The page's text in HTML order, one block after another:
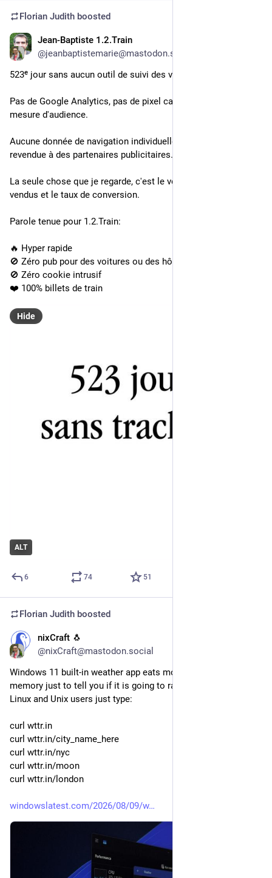
Florian Judith boosted
Jean-Baptiste 1.2.Train
@jeanbaptistemarie@mastodon.social
523ᵉ jour sans aucun outil de suivi des visites sur 1.2.Train.
Pas de Google Analytics, pas de pixel caché, pas de cookie de
mesure d'audience.
Aucune donnée de navigation individuelle n'est collectée ou
revendue à des partenaires publicitaires.
La seule chose que je regarde, c'est le volume de billets
vendus et le taux de conversion.
Parole tenue pour 1.2.Train:
🔥 Hyper rapide
🚫 Zéro pub pour des voitures ou des hôtels
🚫 Zéro cookie intrusif
❤️ 100% billets de train
ALT
Hide
6 74 51
Florian Judith boosted
nixCraft 🐧
@nixCraft@mastodon.social
Windows 11 built-in weather app eats more than 1.2 GB of
memory just to tell you if it is going to rain or hot today. Hah.
Linux and Unix users just type:
curl wttr.in
curl wttr.in/city_name_here
curl wttr.in/nyc
curl wttr.in/moon
curl wttr.in/london
windowslatest.com/2026/08/09/w